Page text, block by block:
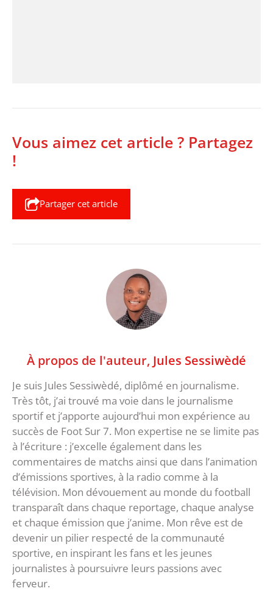
Vous aimez cet article ? Partagez
!
Partager cet article
À propos de l'auteur, Jules Sessiwèdé
Je suis Jules Sessiwèdé, diplômé en journalisme.
Très tôt, j’ai trouvé ma voie dans le journalisme
sportif et j’apporte aujourd’hui mon expérience au
succès de Foot Sur 7. Mon expertise ne se limite pas
à l’écriture : j’excelle également dans les
commentaires de matchs ainsi que dans l’animation
d’émissions sportives, à la radio comme à la
télévision. Mon dévouement au monde du football
transparaît dans chaque reportage, chaque analyse
et chaque émission que j’anime. Mon rêve est de
devenir un pilier respecté de la communauté
sportive, en inspirant les fans et les jeunes
journalistes à poursuivre leurs passions avec
ferveur.